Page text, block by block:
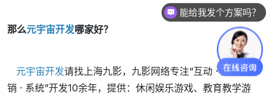
那么元宇宙开发哪家好？
元宇宙开发请找上海九影，九影网络专注“互动 · 游戏 · 营
销 · 系统”开发10余年，提供：休闲娱乐游戏、教育教学游
能给我发个方案吗？